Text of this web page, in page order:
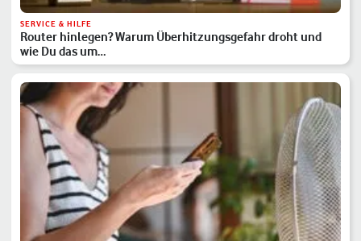
SERVICE & HILFE
Router hinlegen? Warum Überhitzungsgefahr droht und
wie Du das um…